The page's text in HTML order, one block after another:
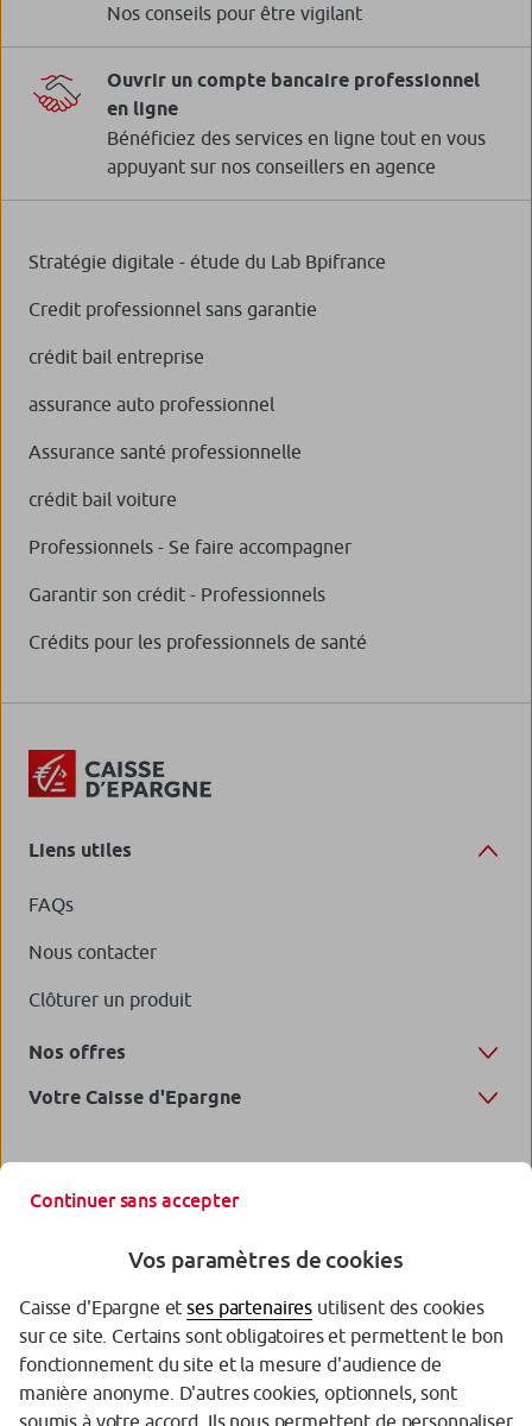
Nos conseils pour être vigilant
Ouvrir un compte bancaire professionnel
en ligne
Bénéficiez des services en ligne tout en vous
appuyant sur nos conseillers en agence
Stratégie digitale - étude du Lab Bpifrance
Credit professionnel sans garantie
crédit bail entreprise
assurance auto professionnel
Assurance santé professionnelle
crédit bail voiture
Professionnels - Se faire accompagner
Garantir son crédit - Professionnels
Crédits pour les professionnels de santé
Liens utiles
FAQs
Nous contacter
Clôturer un produit
Nos offres
Votre Caisse d'Epargne
Garantie des Dépôts
Continuer sans accepter
Vos paramètres de cookies
Caisse d'Epargne etses partenaires utilisent des cookies
sur ce site. Certains sont obligatoires et permettent le bon
fonctionnement du site et la mesure d'audience de
manière anonyme. D'autres cookies, optionnels, sont
soumis à votre accord. Ils nous permettent de personnaliser